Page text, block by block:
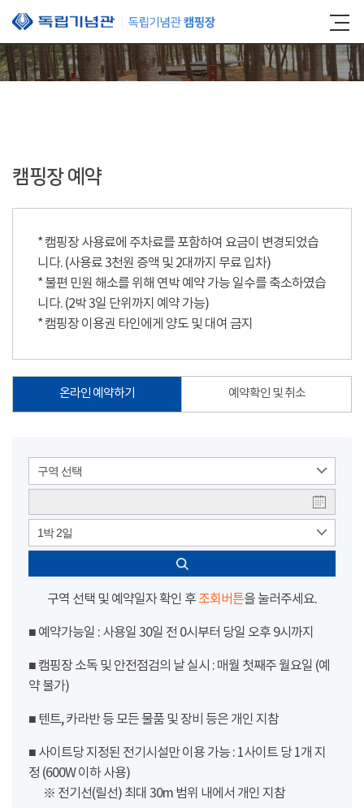
본문 바로가기
캠핑장 예약
* 캠핑장 사용료에 주차료를 포함하여 요금이 변경되었습
니다. (사용료 3천원 증액 및 2대까지 무료 입차)
* 불편 민원 해소를 위해 연박 예약 가능 일수를 축소하였습
니다. (2박 3일 단위까지 예약 가능)
* 캠핑장 이용권 타인에게 양도 및 대여 금지
온라인 예약하기 예약확인 및 취소
구역 선택
1박 2일
구역 선택 및 예약일자 확인 후 조회버튼을 눌러주세요.
■ 예약가능일 : 사용일 30일 전 0시부터 당일 오후 9시까지
■ 캠핑장 소독 및 안전점검의 날 실시 : 매월 첫째주 월요일 (예
약 불가)
■ 텐트, 카라반 등 모든 물품 및 장비 등은 개인 지참
■ 사이트당 지정된 전기시설만 이용 가능 : 1사이트 당 1개 지
정 (600W 이하 사용)
※ 전기선(릴선) 최대 30m 범위 내에서 개인 지참